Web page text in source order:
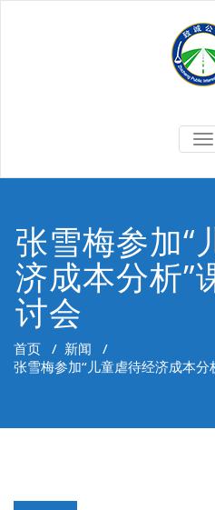
切
换
张雪梅参加“
济成本分析”
讨会
首页 / 新闻 /
张雪梅参加“儿童虐待经济成本分